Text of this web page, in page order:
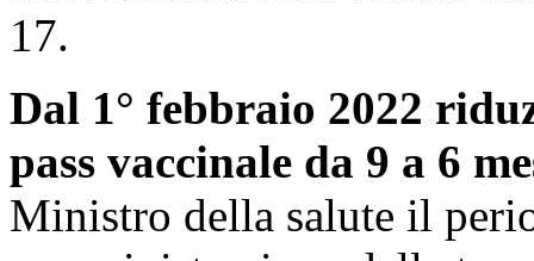
17.
Dal 1° febbraio 2022
pass vaccinale da 9 a 6
Ministro della salute il